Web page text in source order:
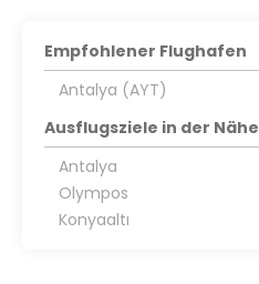
Empfohlener Flughafen
Antalya (AYT)
Ausflugsziele in der Nähe
Antalya
Olympos
Konyaaltı